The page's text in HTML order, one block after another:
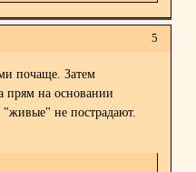
5
почаще. Затем
прям на основании
"живые" не пострадают.